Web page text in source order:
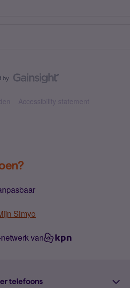
Accessibility statement
Simyo
van
telefoons